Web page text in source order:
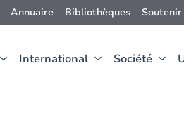
Annuaire Bibliothèques Soutenir
International Société